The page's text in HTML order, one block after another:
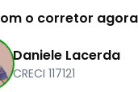
o corretor agora
Daniele Lacerda
CRECI 117121